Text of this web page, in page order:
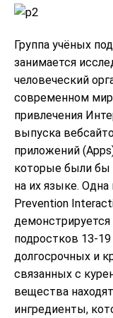
Группа учёныx
занимается
человеческий
современном
привлечения
выпуска
приложений
которые были бы
на их языке. Одна
Prevention
подростков 13-
долгосрочных и
связанных с
вещества
ингредиенты,